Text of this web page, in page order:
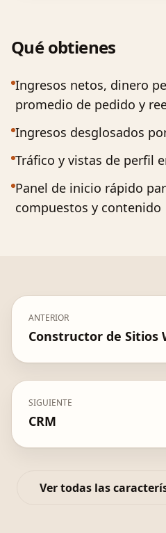
Qué obtienes
Ingresos netos, dinero
promedio de pedido y
Ingresos desglosados
Tráfico y vistas de perfil
Panel de inicio rápido
compuestos y contenido
ANTERIOR
Constructor de Sitios
SIGUIENTE
CRM
Ver todas las